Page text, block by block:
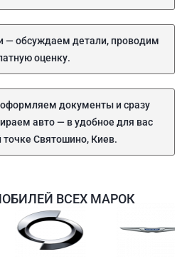
— обсуждаем детали, проводим
оценку.
документы и сразу
авто — в удобное для вас
Святошино, Киев.
ВСЕХ МАРОК